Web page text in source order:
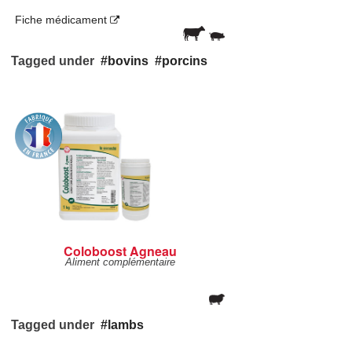
Fiche médicament
Tagged under bovins porcins
Coloboost Agneau
Aliment complémentaire
Tagged under lambs